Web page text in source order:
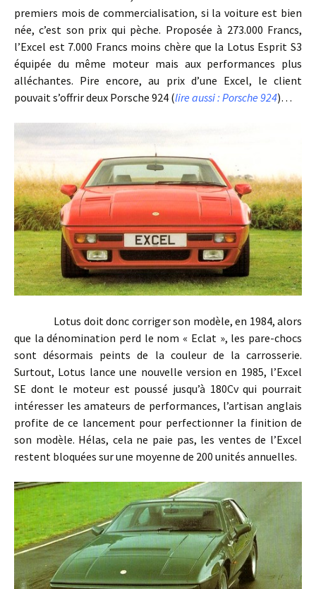
premiers mois de commercialisation, si la voiture est bien
née, c’est son prix qui pèche. Proposée à 273.000 Francs,
l’Excel est 7.000 Francs moins chère que la Lotus Esprit S3
équipée du même moteur mais aux performances plus
alléchantes. Pire encore, au prix d’une Excel, le client
pouvait s’offrir deux Porsche 924 (lire aussi : Porsche 924)…
Lotus doit donc corriger son modèle, en 1984, alors
que la dénomination perd le nom « Eclat », les pare-chocs
sont désormais peints de la couleur de la carrosserie.
Surtout, Lotus lance une nouvelle version en 1985, l’Excel
SE dont le moteur est poussé jusqu’à 180Cv qui pourrait
intéresser les amateurs de performances, l’artisan anglais
profite de ce lancement pour perfectionner la finition de
son modèle. Hélas, cela ne paie pas, les ventes de l’Excel
restent bloquées sur une moyenne de 200 unités annuelles.